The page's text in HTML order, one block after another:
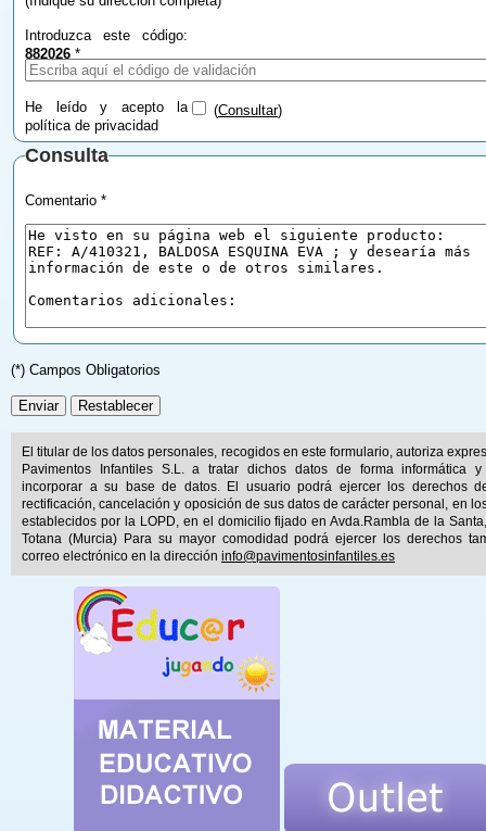
Introduzca este código:
882026 *
He leído y acepto la
política de privacidad
(Consultar)
Consulta
Comentario *
(*) Campos Obligatorios
El titular de los datos personales, recogidos en este formulario, autoriza
Pavimentos Infantiles S.L. a tratar dichos datos de forma informática y
incorporar a su base de datos. El usuario podrá ejercer los derechos
rectificación, cancelación y oposición de sus datos de carácter personal, en
establecidos por la LOPD, en el domicilio fijado en Avda.Rambla de la
Totana (Murcia) Para su mayor comodidad podrá ejercer los derechos
correo electrónico en la dirección info@pavimentosinfantiles.es